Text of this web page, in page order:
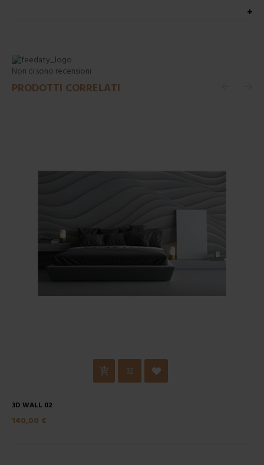
Non ci sono recensioni
PRODOTTI CORRELATI
3D WALL 02
140,00 €